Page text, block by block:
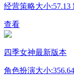
经营策略大小:57.13
查看
四季女神最新版本
角色扮演大小